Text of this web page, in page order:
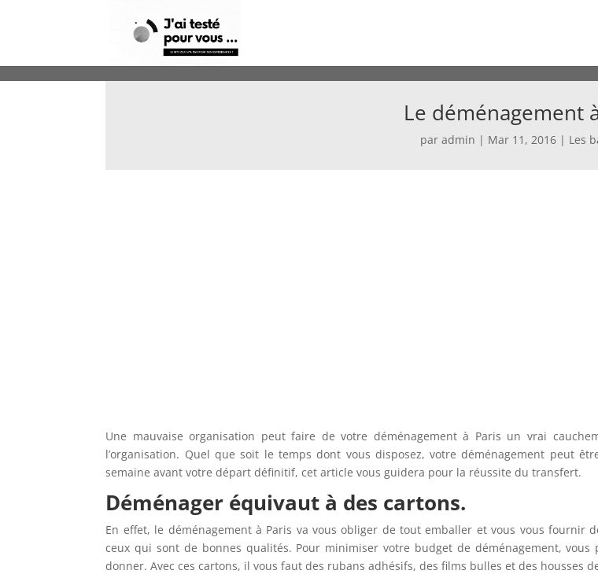
Le déménagement
par admin | Mar 11, 2016| Les
Une mauvaise organisation peut faire de votre déménagement à Paris un vrai
l’organisation. Quel que soit le temps dont vous disposez, votre déménagement peut
semaine avant votre départ définitif, cet article vous guidera pour la réussite du transfert.
Déménager équivaut à des cartons.
En effet, le déménagement à Paris va vous obliger de tout emballer et vous vous fournir
ceux qui sont de bonnes qualités. Pour minimiser votre budget de déménagement,
donner. Avec ces cartons, il vous faut des rubans adhésifs, des films bulles et des housses